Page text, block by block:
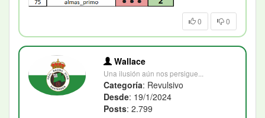
0 0
Wallace
Una ilusión aún nos persigue...
Categoría: Revulsivo
Desde: 19/1/2024
Posts: 2.799